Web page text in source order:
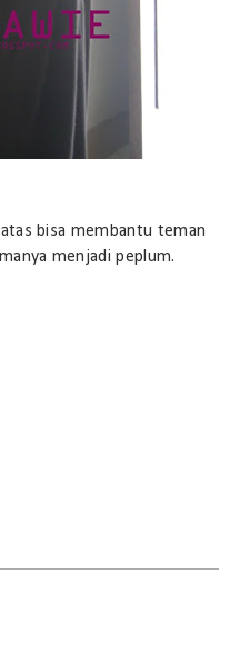
bisa membantu teman
menjadi peplum.